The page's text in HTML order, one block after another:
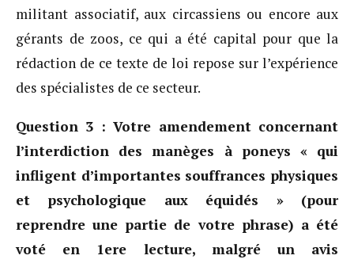
militant associatif, aux circassiens ou encore aux
gérants de zoos, ce qui a été capital pour que la
rédaction de ce texte de loi repose sur l’expérience
des spécialistes de ce secteur.
Question 3 : Votre amendement concernant
l’interdiction des manèges à poneys « qui
infligent d’importantes souffrances physiques
et psychologique aux équidés » (pour
reprendre une partie de votre phrase) a été
voté en 1ere lecture, malgré un avis